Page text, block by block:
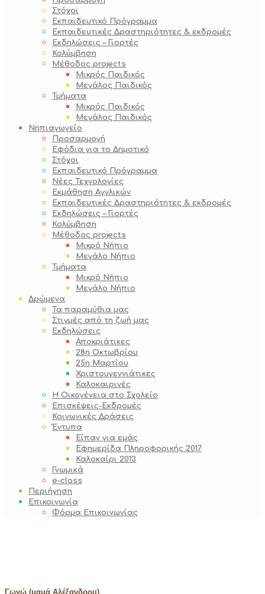
Στόχοι
Εκπαιδευτικό Πρόγραμμα
Εκπαιδευτικές Δραστηριότητες & εκδρομές
Εκδηλώσεις – Γιορτές
Κολύμβηση
Μέθοδος projects
Μικρός Παιδικός
Μεγάλος Παιδικός
Τμήματα
Μικρός Παιδικός
Μεγάλος Παιδικός
Νηπιαγωγείο
Προσαρμογή
Εφόδια για το Δημοτικό
Στόχοι
Εκπαιδευτικό Πρόγραμμα
Νέες Τεχνολογίες
Εκμάθηση Αγγλικών
Εκπαιδευτικές Δραστηριότητες & εκδρομές
Εκδηλώσεις – Γιορτές
Κολύμβηση
Μέθοδος projects
Μικρό Νήπιο
Μεγάλο Νήπιο
Τμήματα
Μικρό Νήπιο
Μεγάλο Νήπιο
Δρώμενα
Τα παραμύθια μας
Στιγμές από τη ζωή μας
Εκδηλώσεις
Αποκριάτικες
28η Οκτωβρίου
25η Μαρτίου
Χριστουγεννιάτικες
Καλοκαιρινές
Η Οικογένεια στο Σχολείο
Επισκέψεις-Εκδρομές
Κοινωνικές Δράσεις
Έντυπα
Είπαν για εμάς
Εφημερίδα Πληροφορικής 2017
Καλοκαίρι 2013
Γνωμικά
e-class
Περιήγηση
Επικοινωνία
Φόρμα Επικοινωνίας
Γωγώ (μαμά Αλέξανδρου)